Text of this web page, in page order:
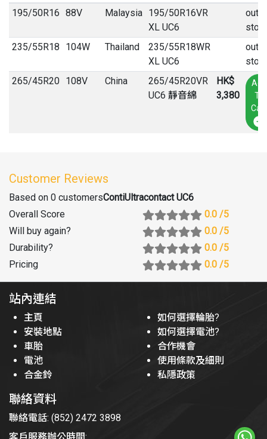
195/50R16 88V Malaysia 195/50R16VR
XL UC6
out
235/55R18 104W Thailand
235/55R18WR
XL UC6
out
265/45R20 108V China
265/45R20VR
UC6 靜音綿
HK$
3,380
Add
To
Cart
Customer Reviews
Based on 0 customersContiUltracontact UC6
Overall Score
0.0 /5
Will buy again? 0.0 /5
Durability? 0.0 /5
Pricing
0.0 /5
站內連結
主頁
安裝地點
車胎
電池
合金鈴
如何選擇輪胎?
如何選擇電池?
合作機會
使用條款及細則
私隱政策
聯絡資料
聯絡電話: (852) 2472 3898